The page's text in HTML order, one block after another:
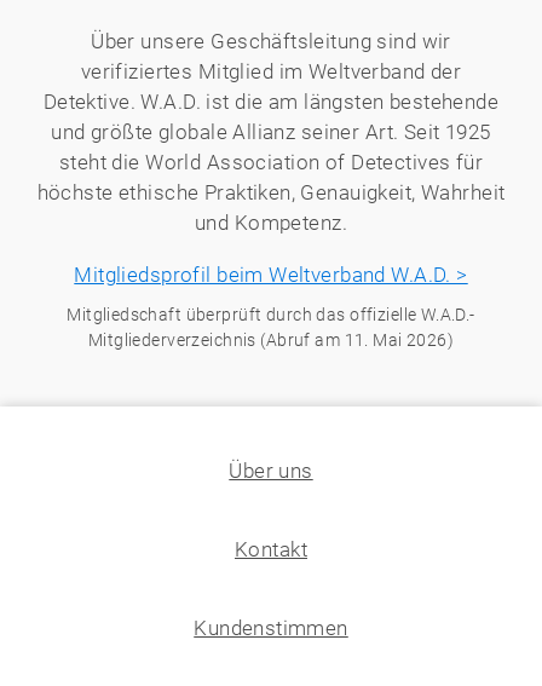
Über unsere Geschäftsleitung sind wir
verifiziertes Mitglied im Weltverband der
Detektive. W.A.D. ist die am längsten bestehende
und größte globale Allianz seiner Art. Seit 1925
steht die World Association of Detectives für
höchste ethische Praktiken, Genauigkeit, Wahrheit
und Kompetenz.
Mitgliedsprofil beim Weltverband W.A.D. >
Mitgliedschaft überprüft durch das offizielle W.A.D.-
Mitgliederverzeichnis (Abruf am 11. Mai 2026)
Über uns
Kontakt
Kundenstimmen